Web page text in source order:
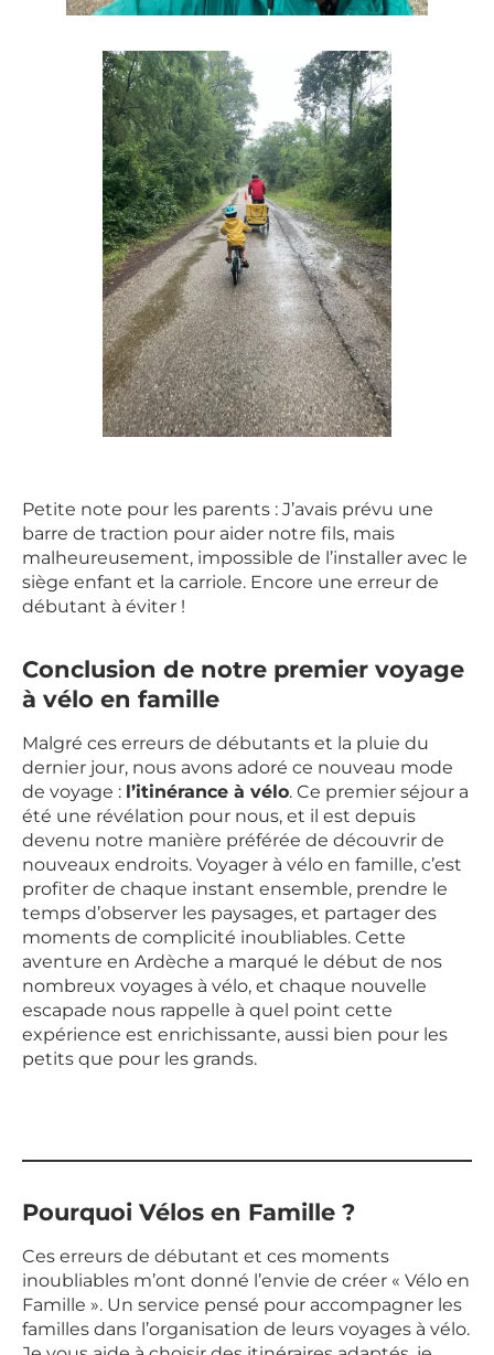
Petite note pour les parents : J’avais prévu une
barre de traction pour aider notre fils, mais
malheureusement, impossible de l’installer avec le
siège enfant et la carriole. Encore une erreur de
débutant à éviter !
Conclusion de notre premier voyage
à vélo en famille
Malgré ces erreurs de débutants et la pluie du
dernier jour, nous avons adoré ce nouveau mode
de voyage : l’itinérance à vélo. Ce premier séjour a
été une révélation pour nous, et il est depuis
devenu notre manière préférée de découvrir de
nouveaux endroits. Voyager à vélo en famille, c’est
profiter de chaque instant ensemble, prendre le
temps d’observer les paysages, et partager des
moments de complicité inoubliables. Cette
aventure en Ardèche a marqué le début de nos
nombreux voyages à vélo, et chaque nouvelle
escapade nous rappelle à quel point cette
expérience est enrichissante, aussi bien pour les
petits que pour les grands.
Pourquoi Vélos en Famille ?
Ces erreurs de débutant et ces moments
inoubliables m’ont donné l’envie de créer « Vélo en
Famille ». Un service pensé pour accompagner les
familles dans l’organisation de leurs voyages à vélo.